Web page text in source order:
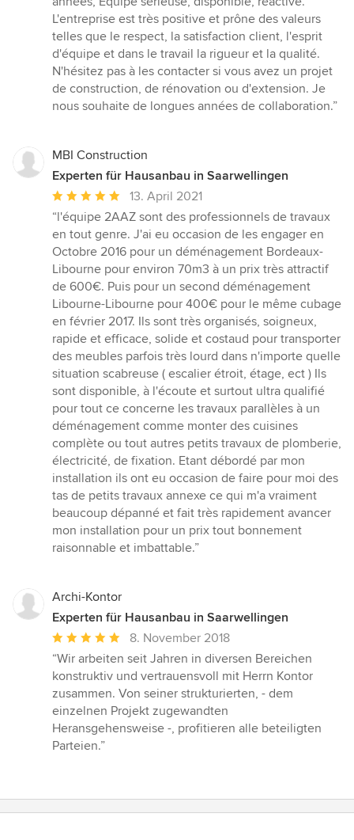
5
Sternen
L'entreprise est très positive et prône des valeurs
telles que le respect, la satisfaction client, l'esprit
d'équipe et dans le travail la rigueur et la qualité.
N'hésitez pas à les contacter si vous avez un projet
de construction, de rénovation ou d'extension. Je
nous souhaite de longues années de collaboration.”
MBI Construction
Experten für Hausanbau in Saarwellingen
Durchschnittliche
Bewertung:
5
von
5
Sternen
13. April 2021
“l'équipe 2AAZ sont des professionnels de travaux
en tout genre. J'ai eu occasion de les engager en
Octobre 2016 pour un déménagement Bordeaux-
Libourne pour environ 70m3 à un prix très attractif
de 600€. Puis pour un second déménagement
Libourne-Libourne pour 400€ pour le même cubage
en février 2017. Ils sont très organisés, soigneux,
rapide et efficace, solide et costaud pour transporter
des meubles parfois très lourd dans n'importe quelle
situation scabreuse ( escalier étroit, étage, ect ) Ils
sont disponible, à l'écoute et surtout ultra qualifié
pour tout ce concerne les travaux parallèles à un
déménagement comme monter des cuisines
complète ou tout autres petits travaux de plomberie,
électricité, de fixation. Etant débordé par mon
installation ils ont eu occasion de faire pour moi des
tas de petits travaux annexe ce qui m'a vraiment
beaucoup dépanné et fait très rapidement avancer
mon installation pour un prix tout bonnement
raisonnable et imbattable.”
Archi-Kontor
Experten für Hausanbau in Saarwellingen
Durchschnittliche
Bewertung:
5
von
5
Sternen
8. November 2018
“Wir arbeiten seit Jahren in diversen Bereichen
konstruktiv und vertrauensvoll mit Herrn Kontor
zusammen. Von seiner strukturierten, - dem
einzelnen Projekt zugewandten
Heransgehensweise -, profitieren alle beteiligten
Parteien.”